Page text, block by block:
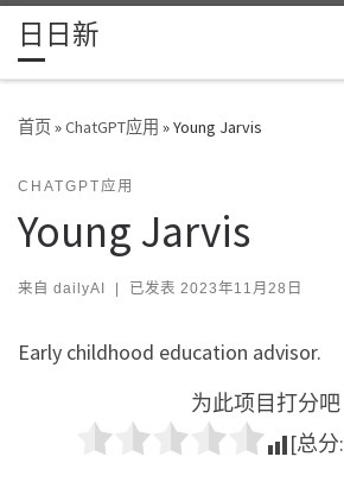
Skip to content
日日新
首页»ChatGPT应用 »Young Jarvis
CHATGPT应用
Young Jarvis
来自 dailyAI | 已发表 2023年11月28日
Early childhood education advisor.
为此项目打分吧
[总分: